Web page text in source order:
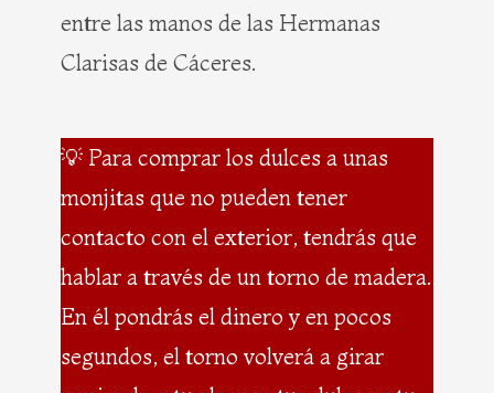
entre las manos de las Hermanas
Clarisas de Cáceres.
💡 Para comprar los dulces a unas
monjitas que no pueden tener
contacto con el exterior, tendrás que
hablar a través de un torno de madera.
En él pondrás el dinero y en pocos
segundos, el torno volverá a girar